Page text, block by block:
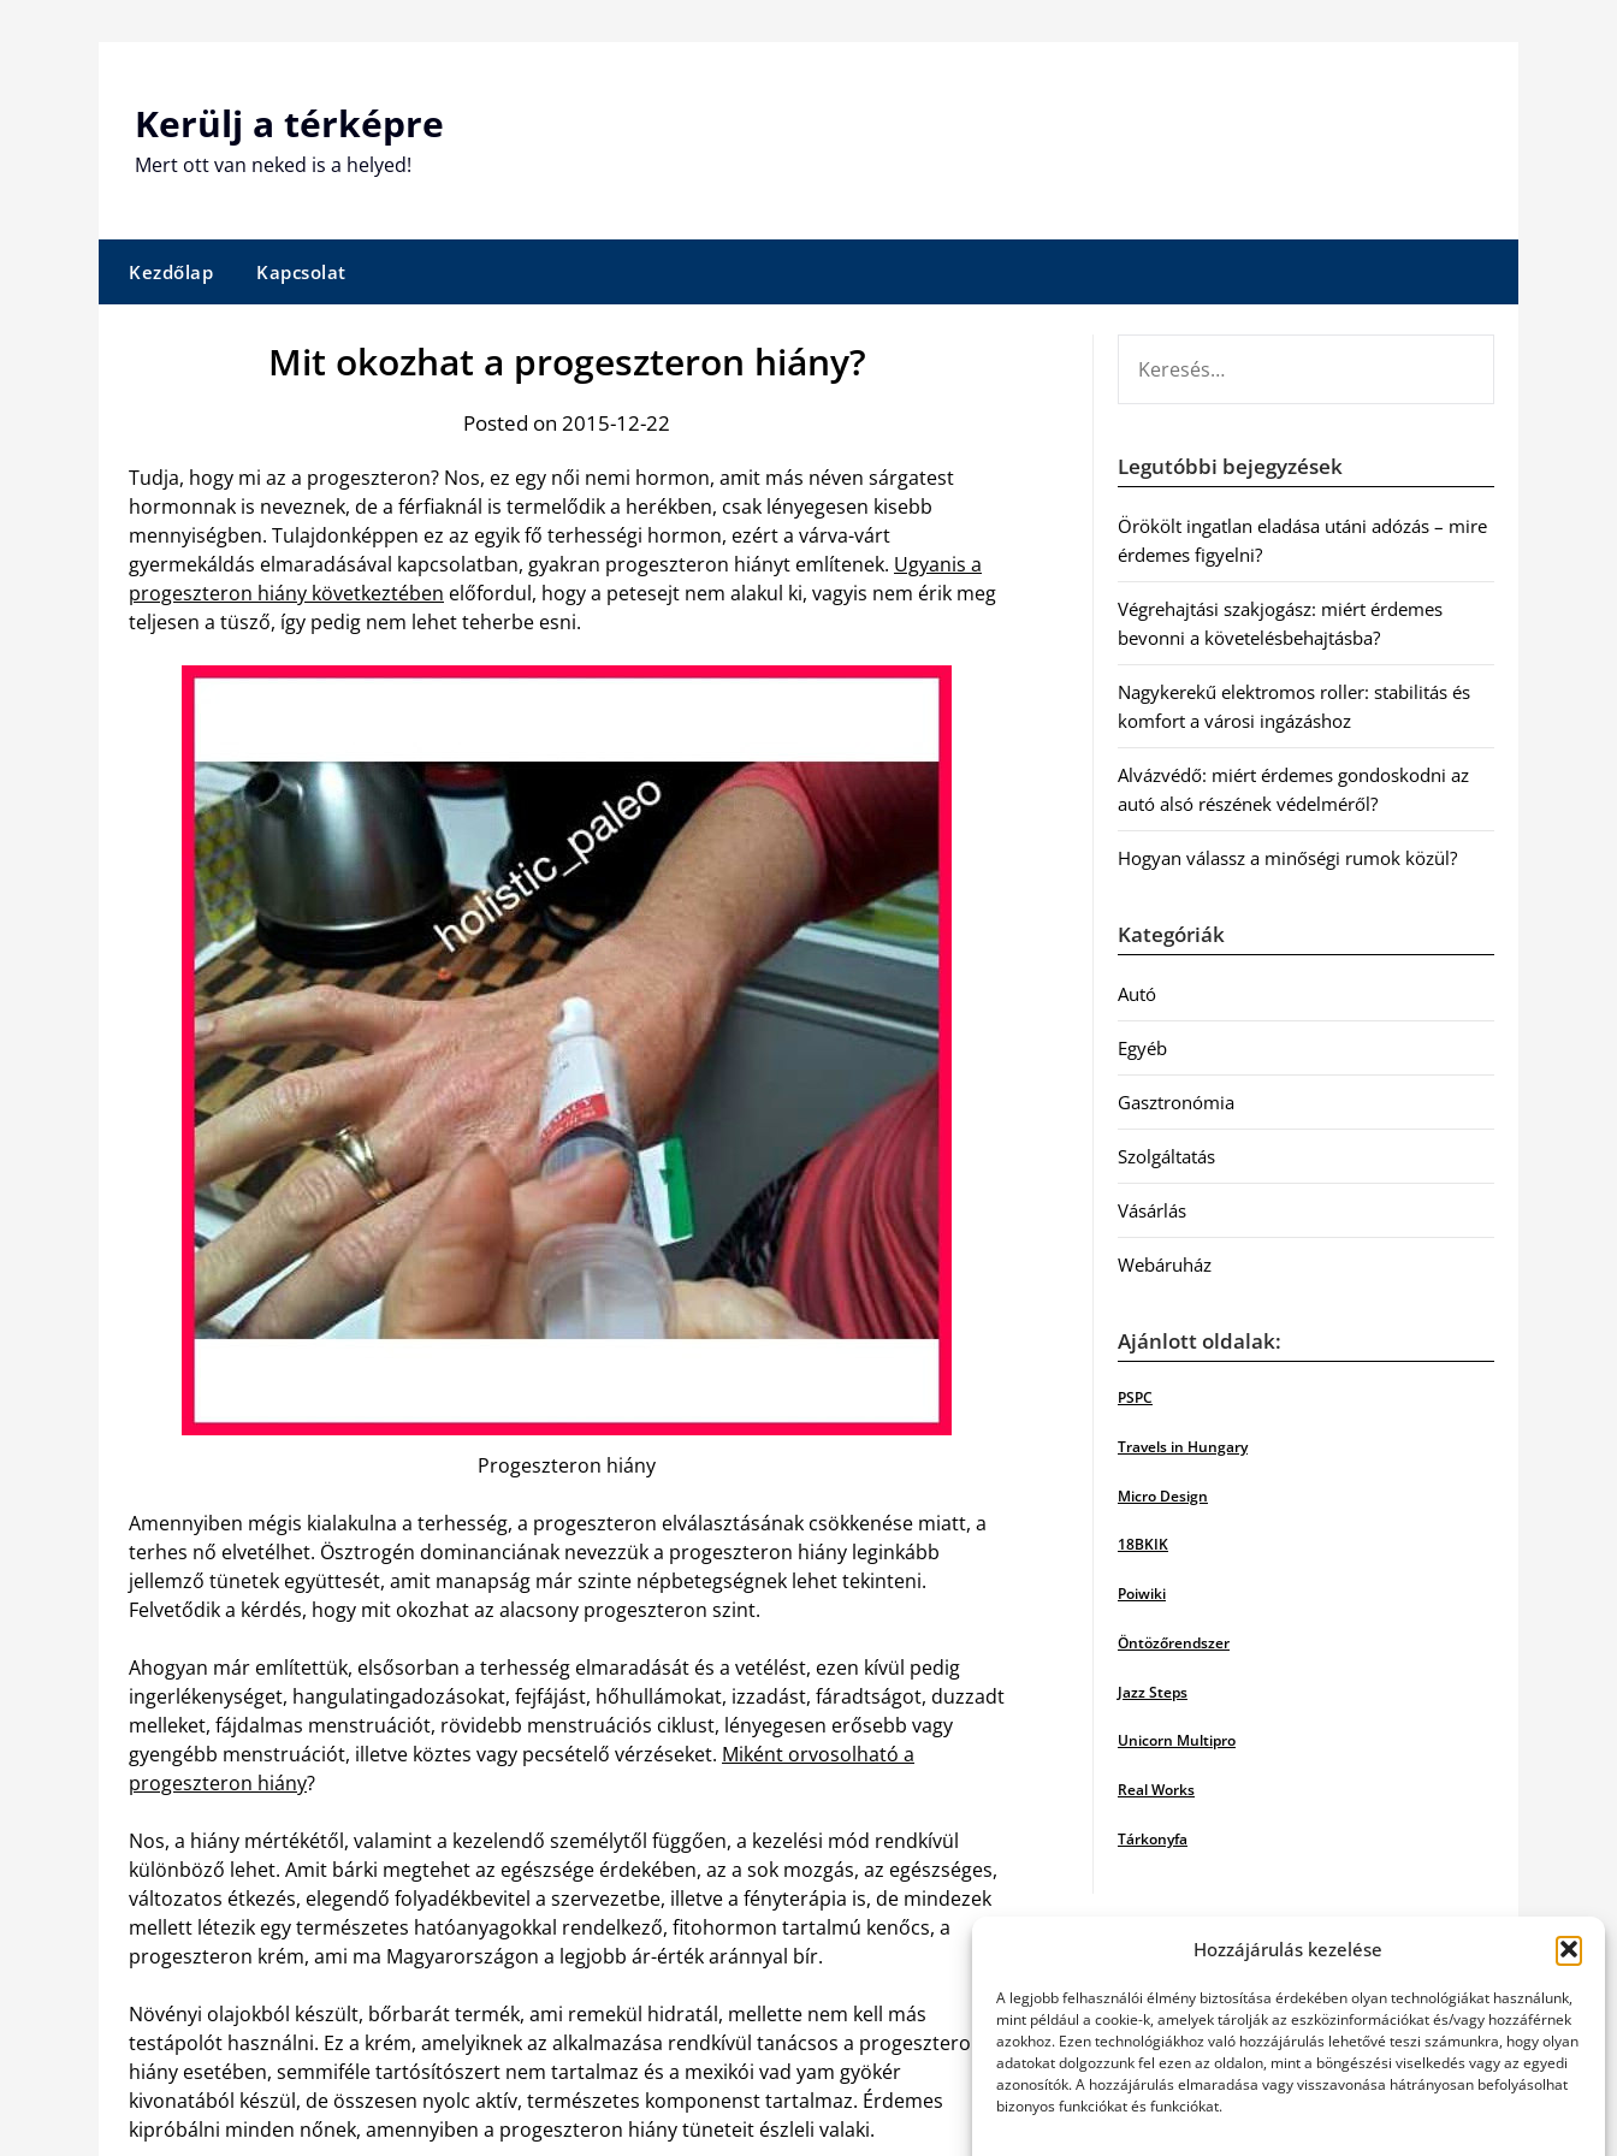
Hozzájárulás kezelése
A legjobb felhasználói élmény biztosítása érdekében olyan technológiákat használunk,
mint például a cookie-k, amelyek tárolják az eszközinformációkat és/vagy hozzáférnek
azokhoz. Ezen technológiákhoz való hozzájárulás lehetővé teszi számunkra, hogy olyan
adatokat dolgozzunk fel ezen az oldalon, mint a böngészési viselkedés vagy az egyedi
azonosítók. A hozzájárulás elmaradása vagy visszavonása hátrányosan befolyásolhat
bizonyos funkciókat és funkciókat.
Kerülj a térképre
Mert ott van neked is a helyed!
Kezdőlap Kapcsolat
Mit okozhat a progeszteron hiány?
Posted on 2015-12-22
Tudja, hogy mi az a progeszteron? Nos, ez egy női nemi hormon, amit más néven sárgatest
hormonnak is neveznek, de a férfiaknál is termelődik a herékben, csak lényegesen kisebb
mennyiségben. Tulajdonképpen ez az egyik fő terhességi hormon, ezért a várva-várt
gyermekáldás elmaradásával kapcsolatban, gyakran progeszteron hiányt említenek. Ugyanis a
progeszteron hiány következtében előfordul, hogy a petesejt nem alakul ki, vagyis nem érik meg
teljesen a tüsző, így pedig nem lehet teherbe esni.
Progeszteron hiány
Amennyiben mégis kialakulna a terhesség, a progeszteron elválasztásának csökkenése miatt, a
terhes nő elvetélhet. Ösztrogén dominanciának nevezzük a progeszteron hiány leginkább
jellemző tünetek együttesét, amit manapság már szinte népbetegségnek lehet tekinteni.
Felvetődik a kérdés, hogy mit okozhat az alacsony progeszteron szint.
Ahogyan már említettük, elsősorban a terhesség elmaradását és a vetélést, ezen kívül pedig
ingerlékenységet, hangulatingadozásokat, fejfájást, hőhullámokat, izzadást, fáradtságot, duzzadt
melleket, fájdalmas menstruációt, rövidebb menstruációs ciklust, lényegesen erősebb vagy
gyengébb menstruációt, illetve köztes vagy pecsételő vérzéseket. Miként orvosolható a
progeszteron hiány?
Nos, a hiány mértékétől, valamint a kezelendő személytől függően, a kezelési mód rendkívül
különböző lehet. Amit bárki megtehet az egészsége érdekében, az a sok mozgás, az egészséges,
változatos étkezés, elegendő folyadékbevitel a szervezetbe, illetve a fényterápia is, de mindezek
mellett létezik egy természetes hatóanyagokkal rendelkező, fitohormon tartalmú kenőcs, a
progeszteron krém, ami ma Magyarországon a legjobb ár-érték aránnyal bír.
Növényi olajokból készült, bőrbarát termék, ami remekül hidratál, mellette nem kell más
testápolót használni. Ez a krém, amelyiknek az alkalmazása rendkívül tanácsos a progeszteron
hiány esetében, semmiféle tartósítószert nem tartalmaz és a mexikói vad yam gyökér
kivonatából készül, de összesen nyolc aktív, természetes komponenst tartalmaz. Érdemes
kipróbálni minden nőnek, amennyiben a progeszteron hiány tüneteit észleli valaki.
Legutóbbi bejegyzések
Örökölt ingatlan eladása utáni adózás – mire
érdemes figyelni?
Végrehajtási szakjogász: miért érdemes
bevonni a követelésbehajtásba?
Nagykerekű elektromos roller: stabilitás és
komfort a városi ingázáshoz
Alvázvédő: miért érdemes gondoskodni az
autó alsó részének védelméről?
Hogyan válassz a minőségi rumok közül?
Kategóriák
Autó
Egyéb
Gasztronómia
Szolgáltatás
Vásárlás
Webáruház
Ajánlott oldalak:
PSPC
Travels in Hungary
Micro Design
18BKIK
Poiwiki
Öntözőrendszer
Jazz Steps
Unicorn Multipro
Real Works
Tárkonyfa